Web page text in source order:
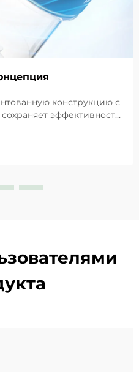
конструкцию с
эффективность
кожи.